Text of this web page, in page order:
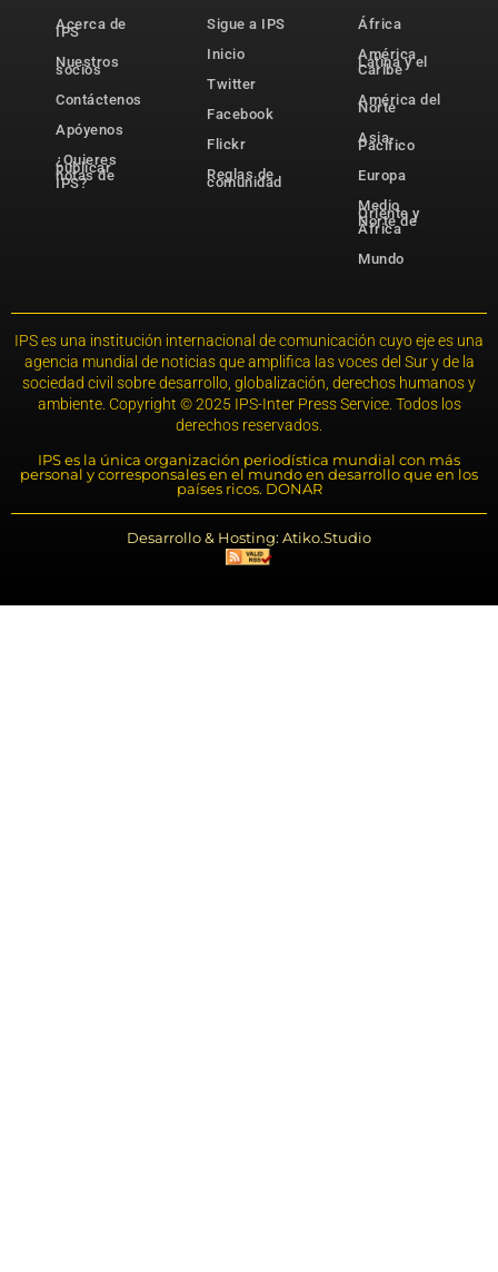
Acerca de
IPS
Nuestros
socios
Contáctenos
Apóyenos
¿Quieres
publicar
notas de
IPS?
Sigue a IPS
Inicio
Twitter
Facebook
Flickr
Reglas de
comunidad
África
América
Latina y el
Caribe
América del
Norte
Asia-
Pacífico
Europa
Medio
Oriente y
Norte de
África
Mundo
IPS es una institución internacional de comunicación cuyo eje es una
agencia mundial de noticias que amplifica las voces del Sur y de la
sociedad civil sobre desarrollo, globalización, derechos humanos y
ambiente. Copyright © 2025 IPS-Inter Press Service. Todos los
derechos reservados.
IPS es la única organización periodística mundial con más
personal y corresponsales en el mundo en desarrollo que en los
países ricos. DONAR
Desarrollo & Hosting: Atiko.Studio